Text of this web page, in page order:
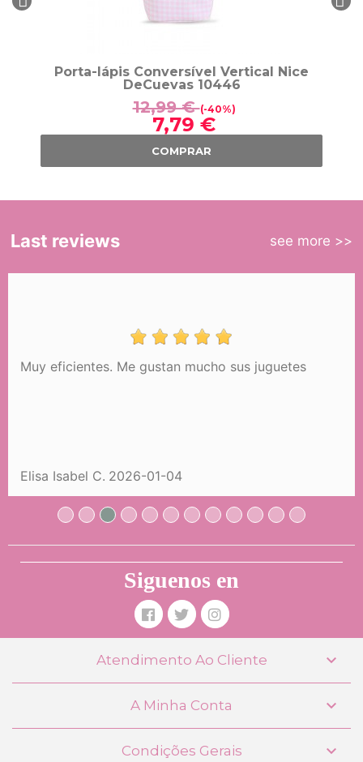
Porta-lápis Conversível Vertical Nice
DeCuevas 10446
12,99 €(-40%)
7,79 €
COMPRAR
COMPRAR
Guarda-Brinquedos Niza com Rodas
DeCuevas Toys 51646
Last reviews see more >>
Muy eficientes. Me gustan mucho sus juguetes
Elisa Isabel C. 2026-01-04
Siguenos en
Atendimento Ao Cliente 
A Minha Conta 
Condições Gerais 